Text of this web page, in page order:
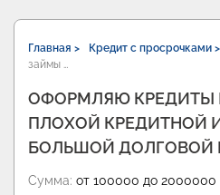
Главная > Кредит с просрочками >
займы …
ОФОРМЛЯЮ КРЕДИТЫ
ПЛОХОЙ КРЕДИТНОЙ
БОЛЬШОЙ ДОЛГОВОЙ
Сумма: от 100000 до 2000000